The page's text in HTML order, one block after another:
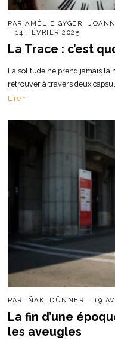
PARAMÉLIE GYGER
14 FÉVRIER 2025
La Trace : c’est
La solitude ne prend jamais la
retrouver à travers deux
Lire +
PAR IÑAKI DÜNNER 19
La fin d’une
les aveugles